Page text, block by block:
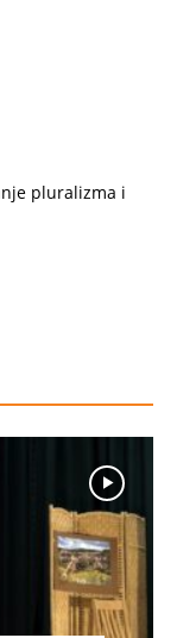
pluralizma i